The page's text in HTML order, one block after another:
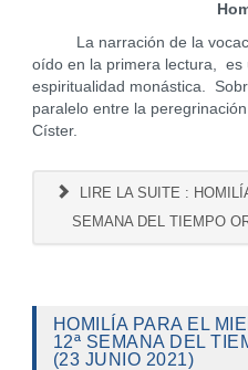
La narración de la
oído en la primera lectura, es
espiritualidad monástica.
paralelo entre la
Císter.
LIRE LA SUITE :
SEMANA DEL TIEMPO
HOMILÍA PARA EL
12ª SEMANA DEL
(23 JUNIO 2021)